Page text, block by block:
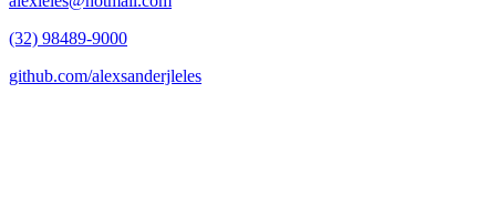
(32) 98489-9000
github.com/alexsanderjleles